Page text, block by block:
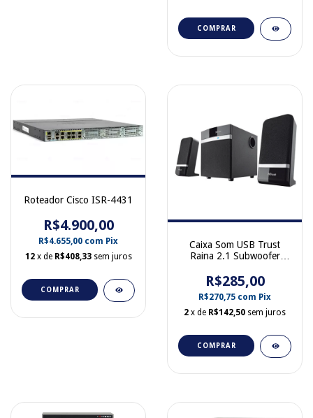
COMPRAR
Roteador Cisco ISR-4431
R$4.900,00
R$4.655,00 com Pix
12 x de R$408,33 sem juros
COMPRAR
Caixa Som USB Trust
Raina 2.1 Subwoofer
R$285,00
R$270,75 com Pix
2 x de R$142,50 sem juros
COMPRAR